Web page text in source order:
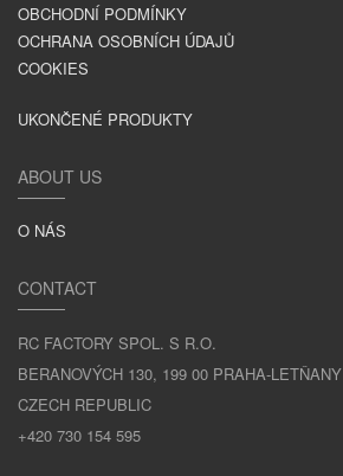
OBCHODNÍ PODMÍNKY
OCHRANA OSOBNÍCH ÚDAJŮ
COOKIES
UKONČENÉ PRODUKTY
ABOUT US
O NÁS
CONTACT
RC FACTORY SPOL. S R.O.
BERANOVÝCH 130, 199 00 PRAHA-LETŇANY
CZECH REPUBLIC
+420 730 154 595